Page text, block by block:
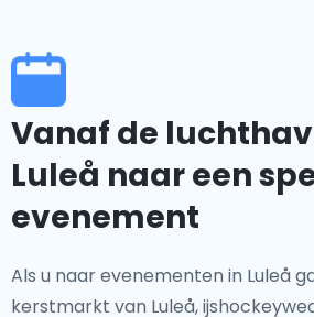
Vanaf de
Luleå naar een
evenement
Als u naar evenementen in Luleå
kerstmarkt van Luleå,